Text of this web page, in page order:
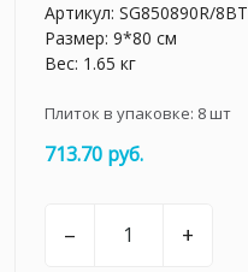
Артикул: SG850890R/8BT
Размер: 9*80 см
Вес: 1.65 кг
Плиток в упаковке: 8шт
713.70 руб.
– +